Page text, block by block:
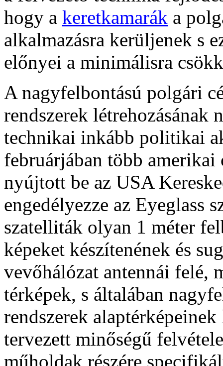
hogy a keretkamarák a
alkalmazásra kerüljenek s
előnyei a minimálisra
A nagyfelbontású polgári
rendszerek létrehozásának
technikai inkább politikai
februárjában több
nyújtott be az USA
engedélyezze az Eyeglass
szatelliták olyan 1 méter
képeket készítenének és
vevőhálózat antennái felé,
térképek, s általában
rendszerek
tervezett minőségű
műholdak részére